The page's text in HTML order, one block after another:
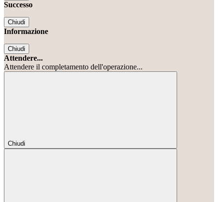
Successo
Chiudi
Informazione
Chiudi
Attendere...
Attendere il completamento dell'operazione...
Chiudi